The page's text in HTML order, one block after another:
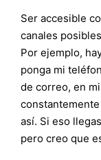
Ser accesible
canales
Por ejemplo,
ponga mi
de correo, en
así. Si eso
pero creo que